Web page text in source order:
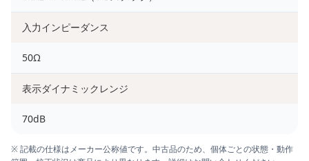
入力インピーダンス
50Ω
表示ダイナミックレンジ
70dB
※ 記載の仕様はメーカー公称値です。中古品のため、個体ごとの状態・動作